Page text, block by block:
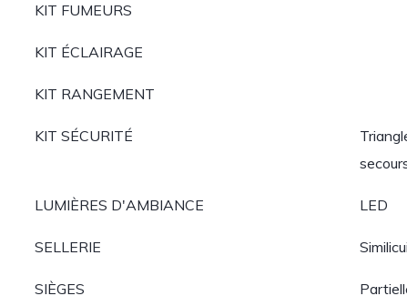
KIT FUMEURS
KIT ÉCLAIRAGE
KIT RANGEMENT
KIT SÉCURITÉ
LUMIÈRES D'AMBIANCE LED
SELLERIE
SIÈGES